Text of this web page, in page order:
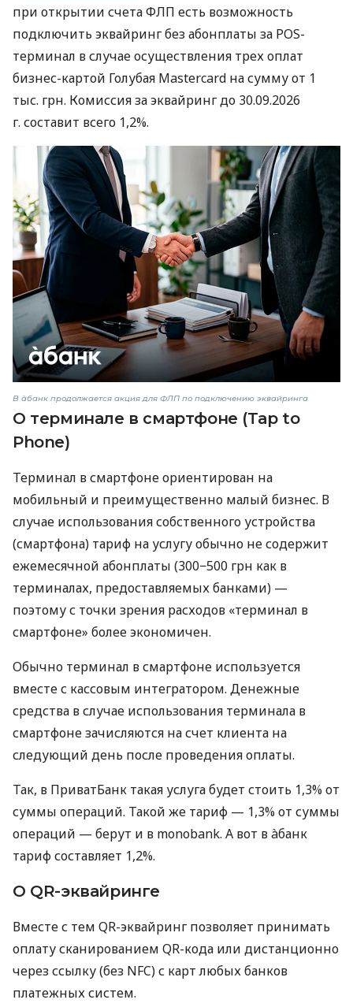
при открытии счета ФЛП есть возможность
подключить эквайринг без абонплаты за POS-
терминал в случае осуществления трех оплат
бизнес-картой Голубая Mastercard на сумму от 1
тыс. грн. Комиссия за эквайринг до 30.09.2026
г. составит всего 1,2%.
В àбанк продолжается акция для ФЛП по подключению эквайринга
О терминале в смартфоне (Tap to
Phone)
Терминал в смартфоне ориентирован на
мобильный и преимущественно малый бизнес. В
случае использования собственного устройства
(смартфона) тариф на услугу обычно не содержит
ежемесячной абонплаты (300−500 грн как в
терминалах, предоставляемых банками) —
поэтому с точки зрения расходов «терминал в
смартфоне» более экономичен.
Обычно терминал в смартфоне используется
вместе с кассовым интегратором. Денежные
средства в случае использования терминала в
смартфоне зачисляются на счет клиента на
следующий день после проведения оплаты.
Так, в ПриватБанк такая услуга будет стоить 1,3% от
суммы операций. Такой же тариф — 1,3% от суммы
операций — берут и в monobank. А вот в àбанк
тариф составляет 1,2%.
О QR-эквайринге
Вместе с тем QR-эквайринг позволяет принимать
оплату сканированием QR-кода или дистанционно
через ссылку (без NFC) с карт любых банков
платежных систем.